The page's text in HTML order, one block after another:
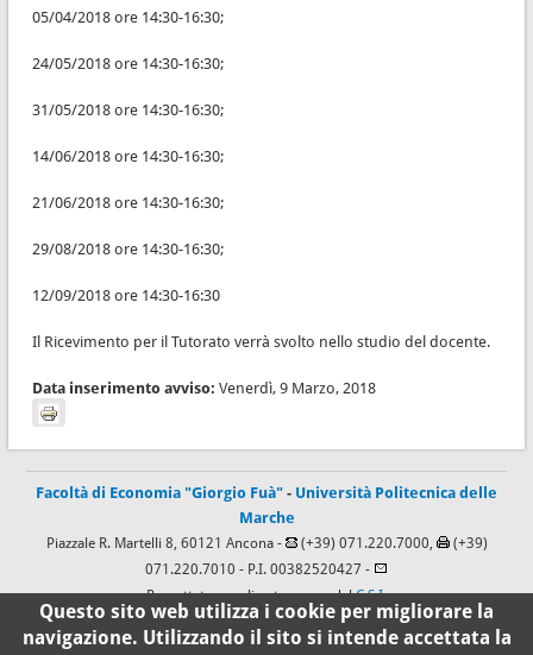
05/04/2018 ore 14:30-16:30;
24/05/2018 ore 14:30-16:30;
31/05/2018 ore 14:30-16:30;
14/06/2018 ore 14:30-16:30;
21/06/2018 ore 14:30-16:30;
29/08/2018 ore 14:30-16:30;
12/09/2018 ore 14:30-16:30
Il Ricevimento per il Tutorato verrà svolto nello studio del docente.
Data inserimento avviso: Venerdì, 9 Marzo, 2018
Facoltà di Economia "Giorgio Fuà" - Università Politecnica delle
Marche
Piazzale R. Martelli 8, 60121 Ancona - (+39) 071.220.7000,
(+39)
071.220.7010 - P.I. 00382520427 -
Progettato e realizzato a cura delC.S.I.
Questo sito web utilizza i cookie per migliorare la
navigazione. Utilizzando il sito si intende accettata la